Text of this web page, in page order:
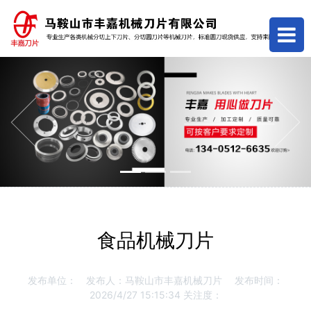
Previous
食品机械刀片
发布单位： 发布人：马鞍山市丰嘉机械刀片
发布时间：
2026/4/27 15:15:34 关注度：